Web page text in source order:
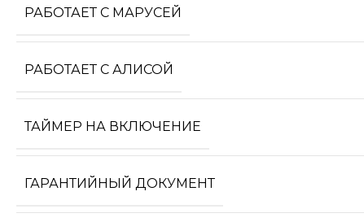
РАБОТАЕТ С МАРУСЕЙ
РАБОТАЕТ С АЛИСОЙ
ТАЙМЕР НА ВКЛЮЧЕНИЕ
ГАРАНТИЙНЫЙ ДОКУМЕНТ